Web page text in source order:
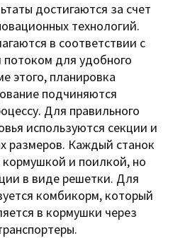
достигаются за счет
технологий.
в соответствии с
для удобного
этого, планировка
подчиняются
Для правильного
используются секции и
размеров. Каждый станок
и поилкой, но
в виде решетки. Для
комбикорм, который
в кормушки через